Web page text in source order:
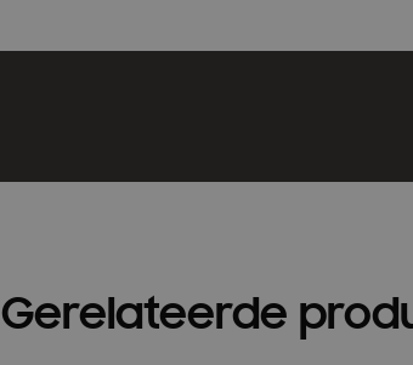
Gerelateerde